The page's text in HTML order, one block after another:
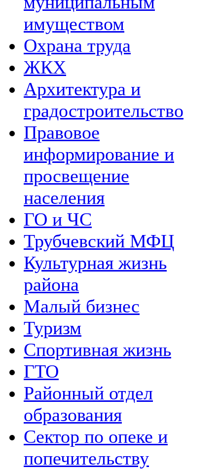
имуществом
Охрана труда
ЖКХ
Архитектура и
градостроительство
Правовое
информирование и
просвещение
населения
ГО и ЧС
Трубчевский МФЦ
Культурная жизнь
района
Малый бизнес
Туризм
Спортивная жизнь
ГТО
Районный отдел
образования
Сектор по опеке и
попечительству